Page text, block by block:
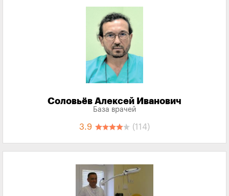
Соловьёв Алексей Иванович
База врачей
3.9 (114)